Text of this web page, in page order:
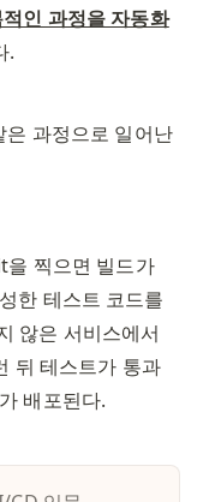
인 과정을 자동화
.
과정으로 일어난
찍으면 빌드가
한 테스트 코드를
않은 서비스에서
뒤 테스트가 통과
배포된다.